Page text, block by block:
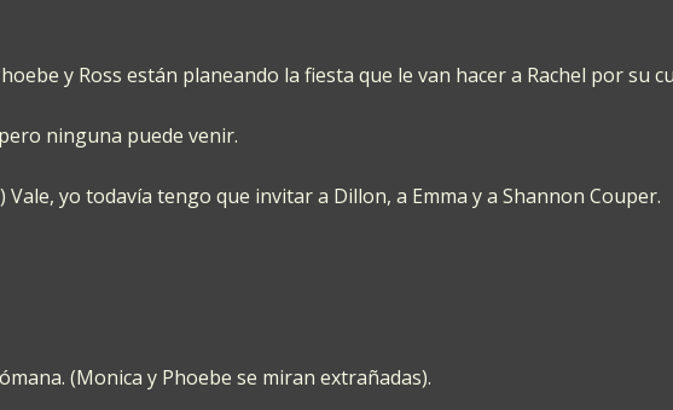
y Ross están planeando la fiesta que le van hacer a Rachel por su
ninguna puede venir.
yo todavía tengo que invitar a Dillon, a Emma y a Shannon Couper.
(Monica y Phoebe se miran extrañadas).